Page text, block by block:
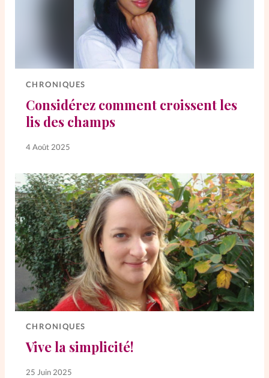
CHRONIQUES
Considérez comment croissent les
lis des champs
4 Août 2025
CHRONIQUES
Vive la simplicité!
25 Juin 2025